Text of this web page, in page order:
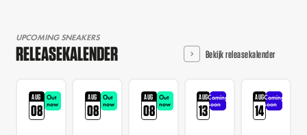
UPCOMING SNEAKERS
RELEASEKALENDER Bekijk releasekalender
AUG
08
Out
now
AUG
08
Out
now
AUG
08
Out
now
AUG
13
Coming
soon
AUG
14
Coming
soon